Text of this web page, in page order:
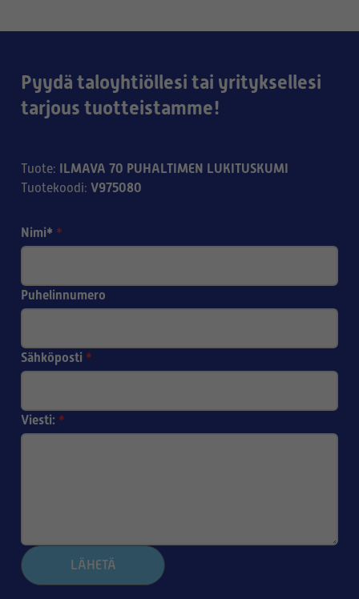
Pyydä taloyhtiöllesi tai yrityksellesi
tarjous tuotteistamme!
Tuote: ILMAVA 70 PUHALTIMEN LUKITUSKUMI
Tuotekoodi: V975080
Nimi* *
Puhelinnumero
Sähköposti *
Viesti: *
LÄHETÄ